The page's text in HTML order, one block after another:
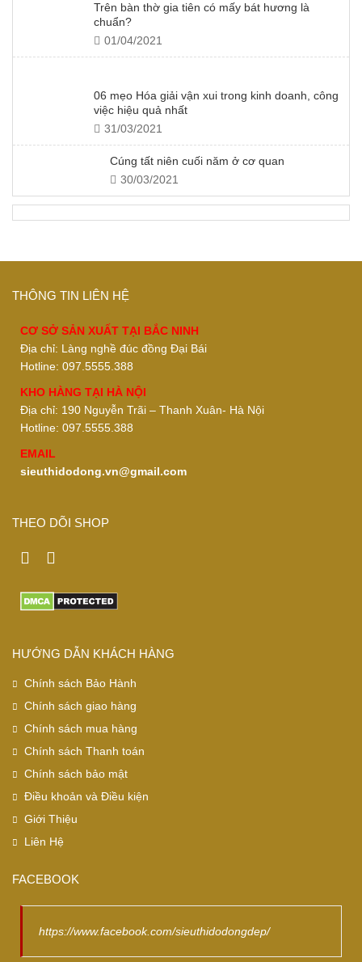
Trên bàn thờ gia tiên có mấy bát hương là
chuẩn?
01/04/2021
06 mẹo Hóa giải vận xui trong kinh doanh, công
việc hiệu quả nhất
31/03/2021
Cúng tất niên cuối năm ở cơ quan
30/03/2021
THÔNG TIN LIÊN HỆ
CƠ SỞ SẢN XUẤT TẠI BẮC NINH
Địa chỉ: Làng nghề đúc đồng Đại Bái
Hotline: 097.5555.388
KHO HÀNG TẠI HÀ NỘI
Địa chỉ: 190 Nguyễn Trãi – Thanh Xuân- Hà Nội
Hotline: 097.5555.388
EMAIL
sieuthidodong.vn@gmail.com
THEO DÕI SHOP
HƯỚNG DẪN KHÁCH HÀNG
Chính sách Bảo Hành
Chính sách giao hàng
Chính sách mua hàng
Chính sách Thanh toán
Chính sách bảo mật
Điều khoản và Điều kiện
Giới Thiệu
Liên Hệ
FACEBOOK
https://www.facebook.com/sieuthidodongdep/